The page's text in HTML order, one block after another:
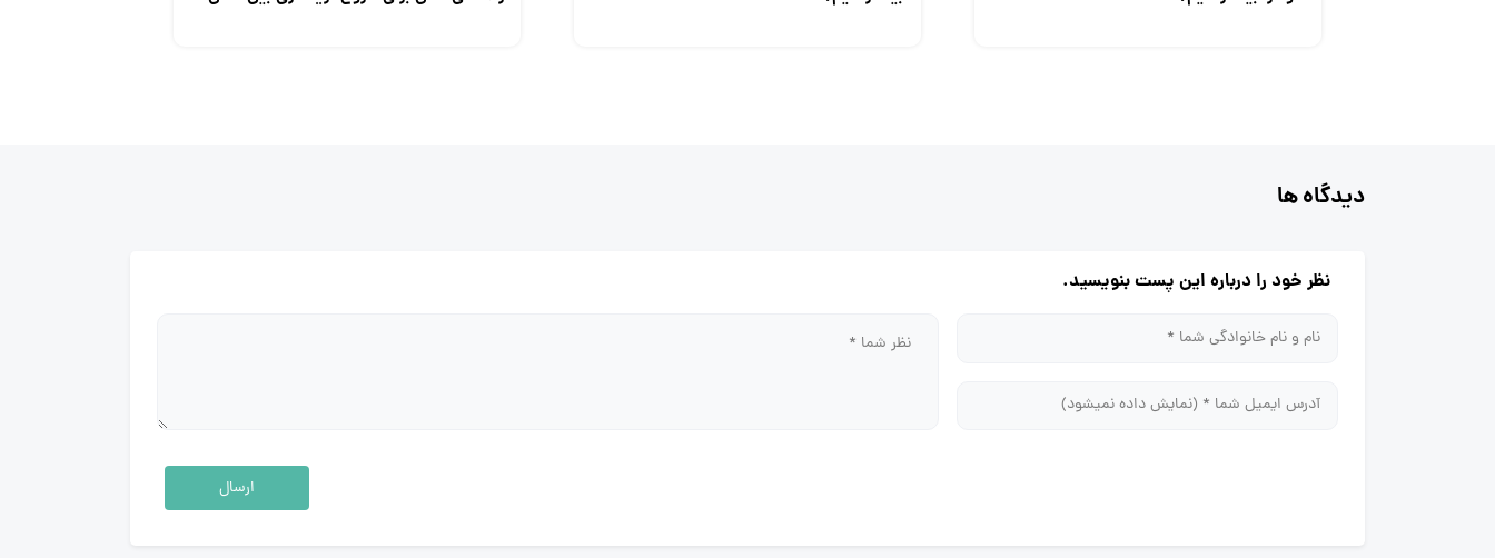
دیدگاه ها
نظر خود را درباره این پست بنویسید.
ارسال